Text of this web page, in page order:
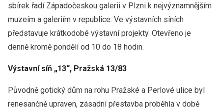
sbírek řadí Západočeskou galerii v Plzni k nejvýznamnějším
muzeím a galeriím v republice. Ve výstavních síních
představuje krátkodobé výstavní projekty. Otevřeno je
denně kromě pondělí od 10 do 18 hodin.
Výstavní síň „13“, Pražská 13/83
Původně gotický dům na rohu Pražské a Perlové ulice byl
renesančně upraven, zásadní přestavba proběhla v době